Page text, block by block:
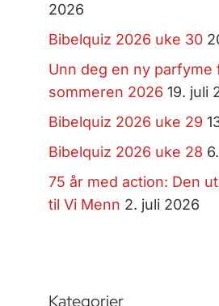
2026
Bibelquiz 2026 uke 30
Unn deg en ny parfyme
sommeren 2026 19. juli
Bibelquiz 2026 uke 29
Bibelquiz 2026 uke 28
75 år med action: Den
til Vi Menn 2. juli 2026
Kategorier